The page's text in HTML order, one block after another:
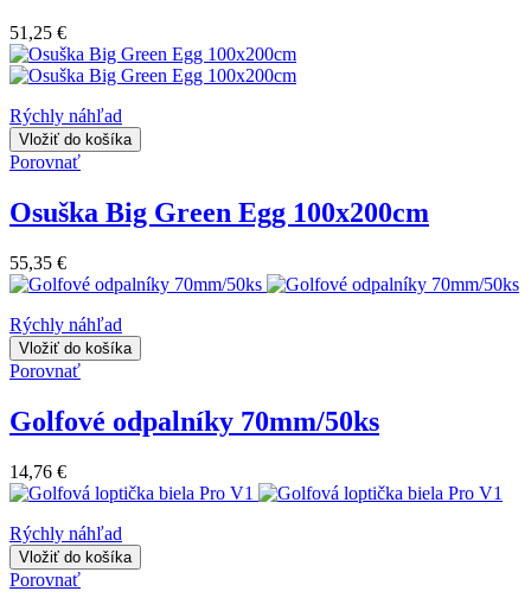
51,25 €
Rýchly náhľad
Vložiť do košíka
Porovnať
Osuška Big Green Egg 100x200cm
55,35 €
Rýchly náhľad
Vložiť do košíka
Porovnať
Golfové odpalníky 70mm/50ks
14,76 €
Rýchly náhľad
Vložiť do košíka
Porovnať